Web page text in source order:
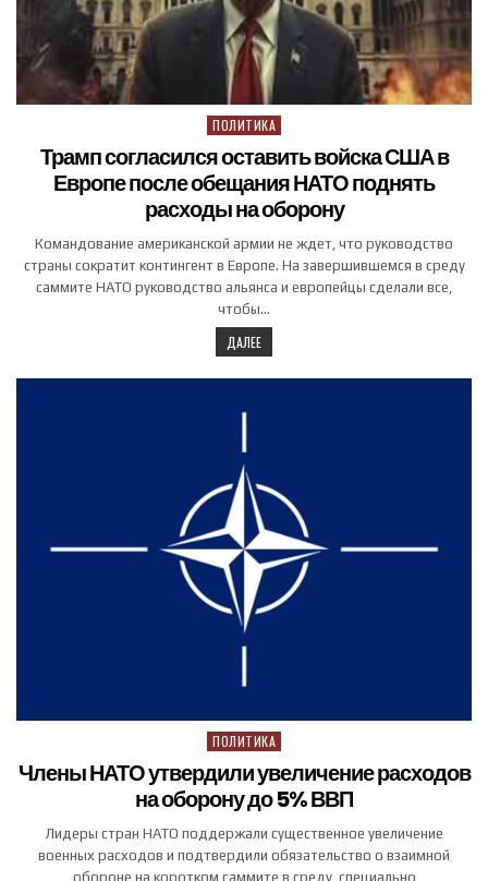
Posted in
ПОЛИТИКА
Трамп согласился оставить войска США в
Европе после обещания НАТО поднять
расходы на оборону
Командование американской армии не ждет, что руководство
страны сократит контингент в Европе. На завершившемся в среду
саммите НАТО руководство альянса и европейцы сделали все,
чтобы…
ДАЛЕЕ
Posted in
ПОЛИТИКА
Члены НАТО утвердили увеличение расходов
на оборону до 5% ВВП
Лидеры стран НАТО поддержали существенное увеличение
военных расходов и подтвердили обязательство о взаимной
обороне на коротком саммите в среду, специально